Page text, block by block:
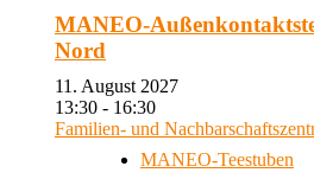
MANEO-
Nord
11. August 2027
13:30 - 16:30
Familien- und
MANEO-Teestuben